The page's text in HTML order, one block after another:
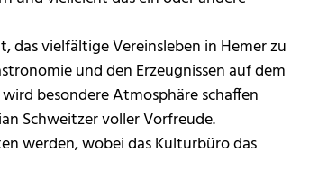
vielfältige Vereinsleben in Hemer zu
und den Erzeugnissen auf dem
besondere Atmosphäre schaffen
Schweitzer voller Vorfreude.
werden, wobei das Kulturbüro das